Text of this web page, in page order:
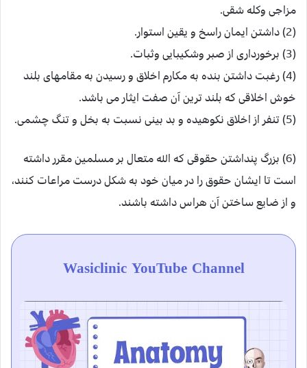
مزاجی وکله شقی.
(2) داشتن ایمان راسخ و یقین استوار.
(3) برخورداری از صبر وشکیبایی وثبات.
(4) رغبت داشتن بنده به مکارم اخلاق و رسیدن به مقامهای بلند
خوش اخلاقی که بلند ترین آن صفت ایثار می باشد.
(5) تنفر از اخلاق نکوهیده و بد بینی نسبت به بخل و تنگ چشمی.
(6) بزرگ پنداشتن حقوقی که الله متعال بر مسلمین مقرر داشته
است تا ایشان حقوق را در میان خود به شکل درست مراعات کنند،
و از ضایع ساختن آن هراس داشته باشند.
Wasiclinic YouTube Channel